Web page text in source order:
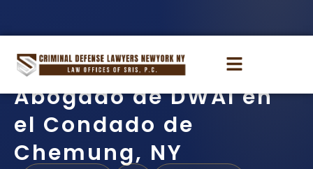
Abogado de DWAI en
el Condado de
Chemung, NY